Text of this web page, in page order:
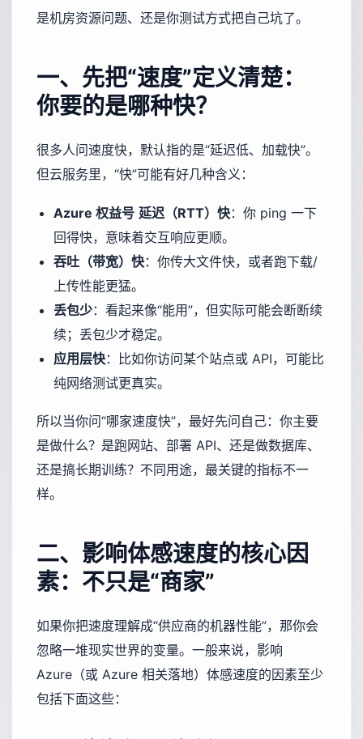
是机房资源问题、还是你测试方式把自己坑了。
一、先把“速度”定义清楚：
你要的是哪种快？
很多人问速度快，默认指的是“延迟低、加载快”。
但云服务里，“快”可能有好几种含义：
Azure 权益号 延迟（RTT）快：你 ping 一下
回得快，意味着交互响应更顺。
吞吐（带宽）快：你传大文件快，或者跑下载/
上传性能更猛。
丢包少：看起来像“能用”，但实际可能会断断续
续；丢包少才稳定。
应用层快：比如你访问某个站点或 API，可能比
纯网络测试更真实。
所以当你问“哪家速度快”，最好先问自己：你主要
是做什么？是跑网站、部署 API、还是做数据库、
还是搞长期训练？不同用途，最关键的指标不一
样。
二、影响体感速度的核心因
素：不只是“商家”
如果你把速度理解成“供应商的机器性能”，那你会
忽略一堆现实世界的变量。一般来说，影响
Azure（或 Azure 相关落地）体感速度的因素至少
包括下面这些：